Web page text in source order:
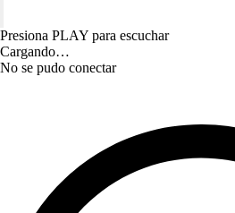
Presiona PLAY para escuchar
Cargando…
No se pudo conectar